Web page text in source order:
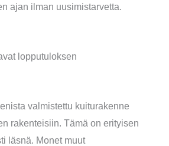
ajan ilman uusimistarvetta.
lopputuloksen
valmistettu kuiturakenne
rakenteisiin. Tämä on erityisen
läsnä. Monet muut